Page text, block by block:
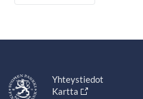
Yhteystiedot
Kartta